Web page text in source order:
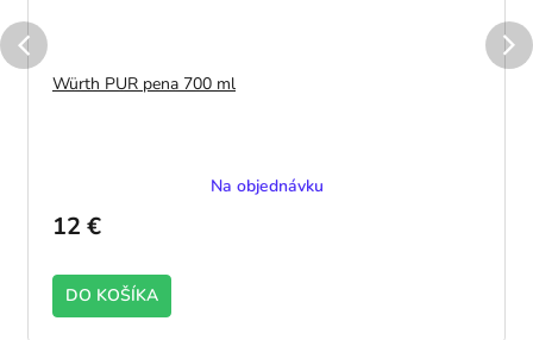
Würth PUR pena 700 ml
Na objednávku
12 €
DO KOŠÍKA